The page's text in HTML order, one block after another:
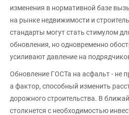
изменения в нормативной базе
на рынке недвижимости и
стандарты могут стать стимулом
обновления, но одновременно
усиливают давление на
Обновление ГОСТа на асфальт - не
а фактор, способный изменить
дорожного строительства. В
столкнется с необходимостью